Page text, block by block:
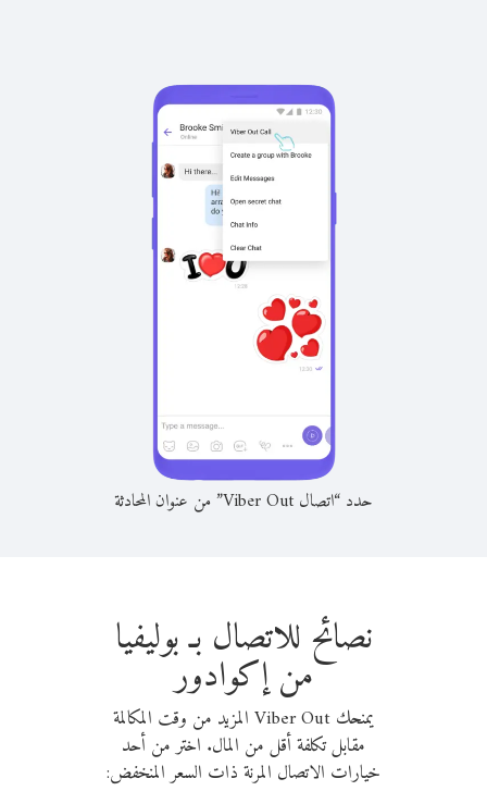
حدد “اتصال Viber Out” من عنوان المحادثة
نصائح للاتصال بـ بوليفيا
من إكوادور
يمنحك Viber Out المزيد من وقت المكالمة
مقابل تكلفة أقل من المال. اختر من أحد
خيارات الاتصال المرنة ذات السعر المنخفض: